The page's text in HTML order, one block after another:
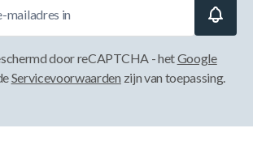
door reCAPTCHA - hetGoogle
Servicevoorwaarden zijn van toepassing.